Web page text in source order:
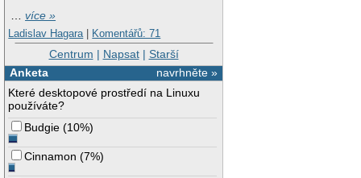
…více »
Ladislav Hagara | Komentářů: 71
Centrum | Napsat| Starší
navrhněte »
Anketa
Které desktopové prostředí na Linuxu
používáte?
Budgie (10%)
Cinnamon (7%)